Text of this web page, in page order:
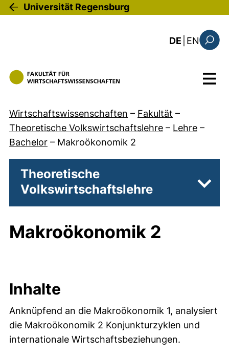
Direkt zum Inhalt
Universität Regensburg
DE EN: the
Menü
Wirtschaftswissenschaften – Fakultät –
Theoretische Volkswirtschaftslehre – Lehre –
Bachelor – Makroökonomik 2
Theoretische
Volkswirtschaftslehre
Makroökonomik 2
Inhalte
Anknüpfend an die Makroökonomik 1, analysiert
die Makroökonomik 2 Konjunkturzyklen und
internationale Wirtschaftsbeziehungen.